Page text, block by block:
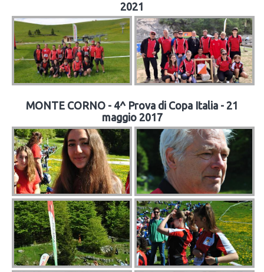
2021
MONTE CORNO - 4^ Prova di Copa Italia - 21
maggio 2017